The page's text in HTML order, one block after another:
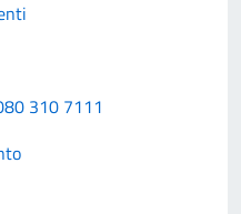
310 7111